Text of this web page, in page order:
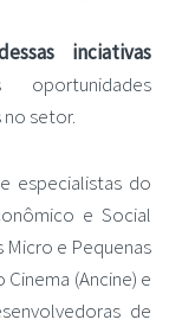
inciativas
setor.
especialistas do
e Social
Micro e Pequenas
(Ancine) e
de